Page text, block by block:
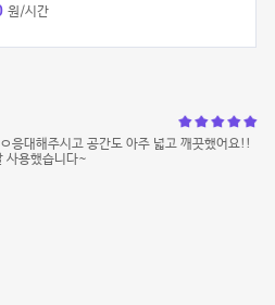
원/시간
응대해주시고 공간도 아주 넓고 깨끗했어요!!
사용했습니다~